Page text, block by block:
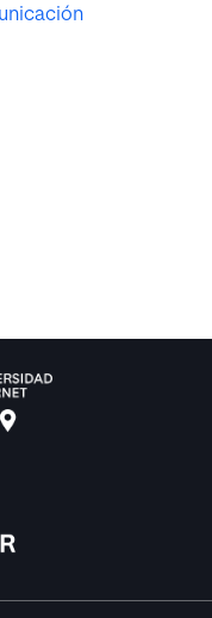
y las
se desarrolla
de las